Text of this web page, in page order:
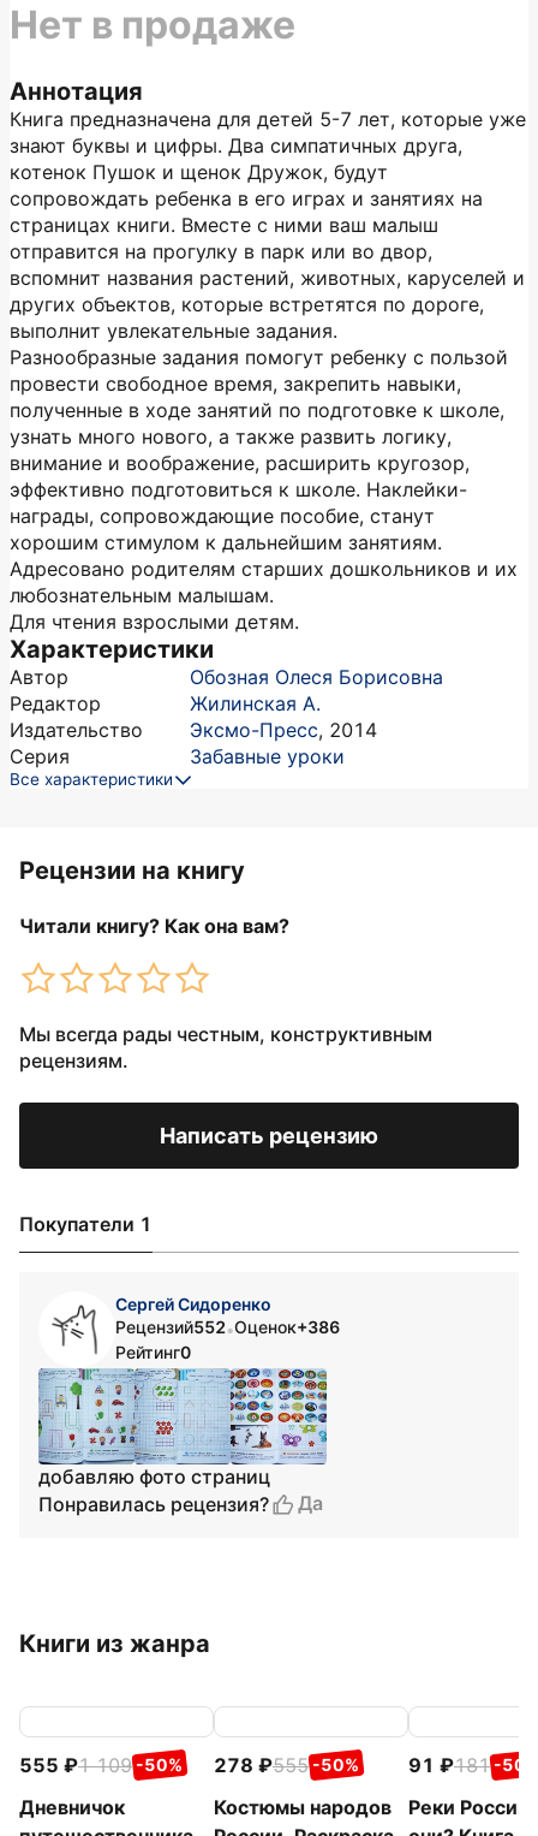
Аннотация
Книга предназначена для детей 5-7 лет, которые уже
знают буквы и цифры. Два симпатичных друга,
котенок Пушок и щенок Дружок, будут
сопровождать ребенка в его играх и занятиях на
страницах книги. Вместе с ними ваш малыш
отправится на прогулку в парк или во двор,
вспомнит названия растений, животных, каруселей и
других объектов, которые встретятся по дороге,
выполнит увлекательные задания.
Разнообразные задания помогут ребенку с пользой
провести свободное время, закрепить навыки,
полученные в ходе занятий по подготовке к школе,
узнать много нового, а также развить логику,
внимание и воображение, расширить кругозор,
эффективно подготовиться к школе. Наклейки-
награды, сопровождающие пособие, станут
хорошим стимулом к дальнейшим занятиям.
Адресовано родителям старших дошкольников и их
любознательным малышам.
Для чтения взрослыми детям.
Характеристики
Автор
Обозная Олеся Борисовна
Редактор
Жилинская А.
Издательство
Эксмо-Пресс, 2014
Серия
Забавные уроки
Все характеристики
Нет в продаже
Рецензии на книгу
Читали книгу? Как она вам?
Мы всегда рады честным, конструктивным
рецензиям.
Написать рецензию
Покупатели 1
Сергей Сидоренко
Рецензий552•Оценок+386
Рейтинг0
добавляю фото страниц
Понравилась рецензия?
Да
Книги из жанра
555 1 109 -50%
Дневничок
278 555 -50%
Костюмы народов
91 181 -
Реки